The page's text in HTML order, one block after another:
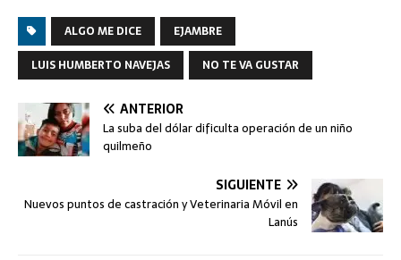
ALGO ME DICE
EJAMBRE
LUIS HUMBERTO NAVEJAS
NO TE VA GUSTAR
ANTERIOR
La suba del dólar dificulta operación de un niño
quilmeño
SIGUIENTE
Nuevos puntos de castración y Veterinaria Móvil en
Lanús